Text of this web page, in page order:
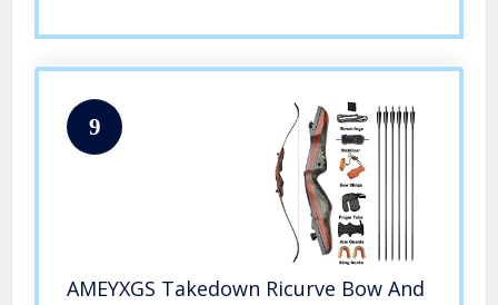
9
AMEYXGS Takedown Ricurve Bow And